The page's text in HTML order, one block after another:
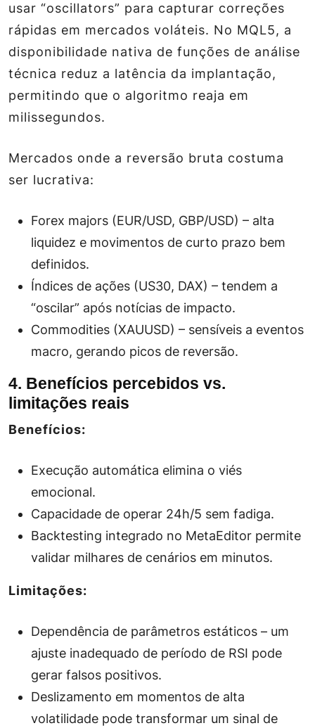
usar “oscillators” para capturar correções
rápidas em mercados voláteis. No MQL5, a
disponibilidade nativa de funções de análise
técnica reduz a latência da implantação,
permitindo que o algoritmo reaja em
milissegundos.
Mercados onde a reversão bruta costuma
ser lucrativa:
Forex majors (EUR/USD, GBP/USD) – alta
liquidez e movimentos de curto prazo bem
definidos.
Índices de ações (US30, DAX) – tendem a
“oscilar” após notícias de impacto.
Commodities (XAUUSD) – sensíveis a eventos
macro, gerando picos de reversão.
4. Benefícios percebidos vs.
limitações reais
Benefícios:
Execução automática elimina o viés
emocional.
Capacidade de operar 24h/5 sem fadiga.
Backtesting integrado no MetaEditor permite
validar milhares de cenários em minutos.
Limitações:
Dependência de parâmetros estáticos – um
ajuste inadequado de período de RSI pode
gerar falsos positivos.
Deslizamento em momentos de alta
volatilidade pode transformar um sinal de